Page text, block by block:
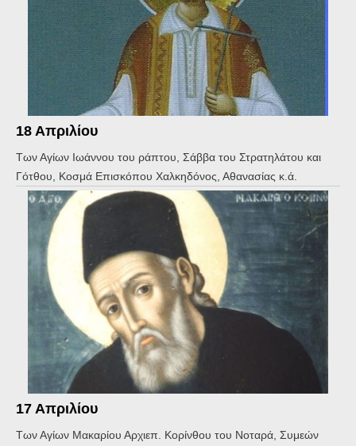
18 Απριλίου
Των Αγίων Ιωάννου του ράπτου, Σάββα του Στρατηλάτου και
Γότθου, Κοσμά Επισκόπου Χαλκηδόνος, Αθανασίας κ.ά.
17 Απριλίου
Των Αγίων Μακαρίου Αρχιεπ. Κορίνθου του Νοταρά, Συμεών